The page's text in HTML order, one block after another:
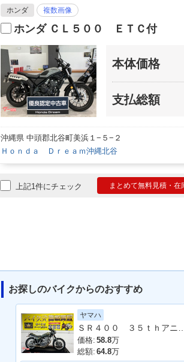
ホンダ 複数画像
ホンダ ＣＬ５００ ＥＴＣ付
本体価格
支払総額
沖縄県 中頭郡北谷町美浜１−５−２
Ｈｏｎｄａ Ｄｒｅａｍ沖縄北谷
上記1件にチェック まとめて無料見積・在
お探しのバイクからのおすすめ
ヤマハ
価格: 58.8万
総額: 64.8万